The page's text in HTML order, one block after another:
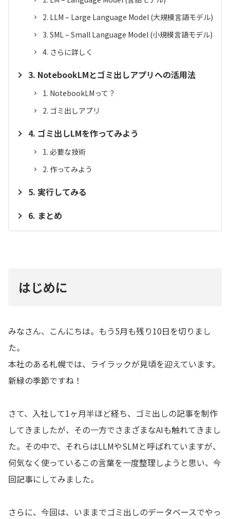
LLM – Large Language Model (大規模言語モデル)
SML – Small Language Model (小規模言語モデル)
さらに詳しく
NotebookLMとゴミ出しアプリへの活用法
NotebookLMって？
ゴミ出しアプリ
ゴミ出しLMを作ってみよう
必要な技術
作ってみよう
実行してみる
まとめ
はじめに
みなさん、こんにちは。もう5月も残り10日を切りまし
た。
本社のある札幌では、ライラックが見頃を迎えています。
新緑の季節ですね！
さて、入社して1ヶ月半ほど経ち、ゴミ出しの記事を制作
してきましたが、その一方でさまざまなAIも触れてきまし
た。その中で、それらはLLMやSLMと呼ばれていますが、
何気なく使っているこの言葉を一度整理しようと思い、今
回記事にしてみました。
さらに、今回は、いままでゴミ出しのデータベースでやっ